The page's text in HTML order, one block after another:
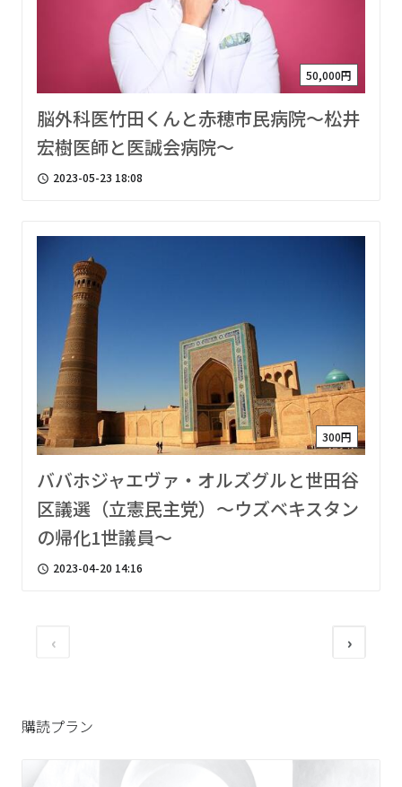
50,000円
脳外科医竹田くんと赤穂市民病院〜松井
宏樹医師と医誠会病院〜
access_time 2023-05-23 18:08
300円
ババホジャエヴァ・オルズグルと世田谷
区議選（立憲民主党）〜ウズベキスタン
の帰化1世議員〜
access_time 2023-04-20 14:16
‹ ›
購読プラン